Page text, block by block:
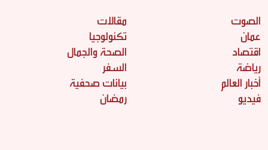
الصوت
عمان
اقتصاد
رياضة
أخبار العالم
فيديو
مقالات
تكنولوجيا
الصحة والجمال
السفر
بيانات صحفية
رمضان